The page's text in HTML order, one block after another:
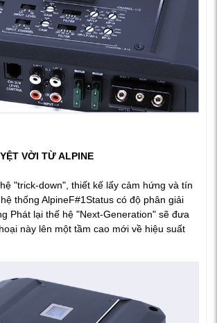
VỜI TỪ ALPINE
"trick-down", thiết kế lấy cảm hứng và tín
thống AlpineF#1Status có độ phân giải
Phát lại thế hệ "Next-Generation" sẽ đưa
này lên một tầm cao mới về hiệu suất